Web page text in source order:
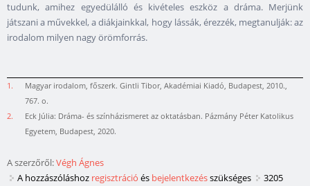
tudunk, amihez egyedülálló és kivételes eszköz a dráma. Merjünk
játszani a művekkel, a diákjainkkal, hogy lássák, érezzék, megtanulják: az
irodalom milyen nagy örömforrás.
1.
Magyar irodalom, főszerk. Gintli Tibor, Akadémiai Kiadó, Budapest, 2010.,
767. o.
2.
Eck Júlia: Dráma- és színházismeret az oktatásban. Pázmány Péter Katolikus
Egyetem, Budapest, 2020.
A szerzőről:Végh Ágnes
A hozzászóláshoz regisztráció és bejelentkezésszükséges
3205